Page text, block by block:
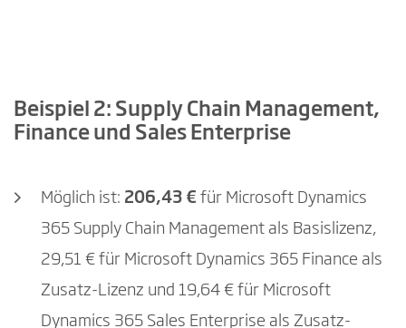
Beispiel 2: Supply Chain Management,
Finance und Sales Enterprise
Möglich ist: 206,43 € für Microsoft Dynamics
365 Supply Chain Management als Basislizenz,
29,51 € für Microsoft Dynamics 365 Finance als
Zusatz-Lizenz und 19,64 € für Microsoft
Dynamics 365 Sales Enterprise als Zusatz-